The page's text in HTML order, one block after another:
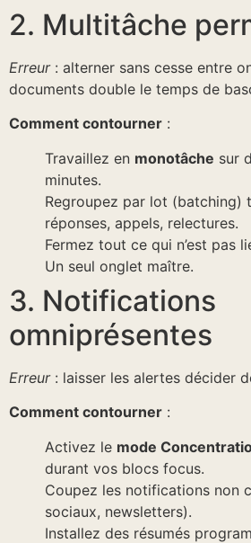
2. Multitâche
Erreur: alterner sans cesse entre
documents double le temps de
Comment contourner :
Travaillez en monotâche sur
minutes.
Regroupez par lot (batching)
réponses, appels, relectures.
Fermez tout ce qui n’est pas
Un seul onglet maître.
3. Notifications
omniprésentes
Erreur: laisser les alertes décider
Comment contourner :
Activez le mode
durant vos blocs focus.
Coupez les notifications non
sociaux, newsletters).
Installez des résumés